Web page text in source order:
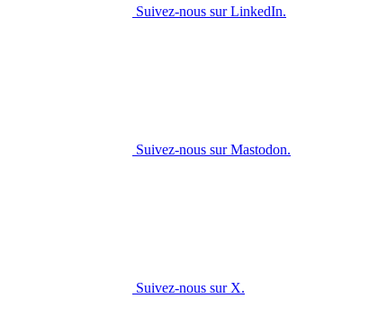
Suivez-nous sur LinkedIn.
Suivez-nous sur Mastodon.
Suivez-nous sur X.